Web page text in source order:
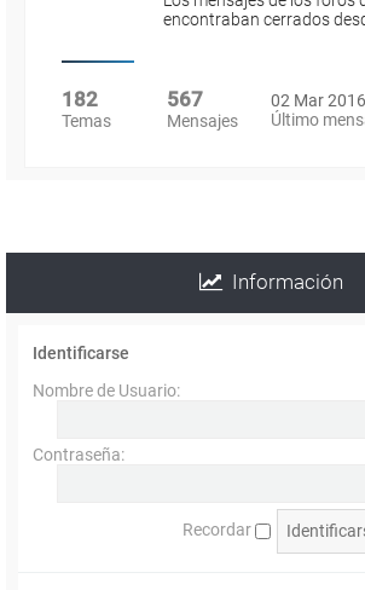
encontraban cerrados
182
Temas
567
Mensajes
02 Mar
Último
Información
Identificarse
Nombre de Usuario:
Contraseña:
Recordar